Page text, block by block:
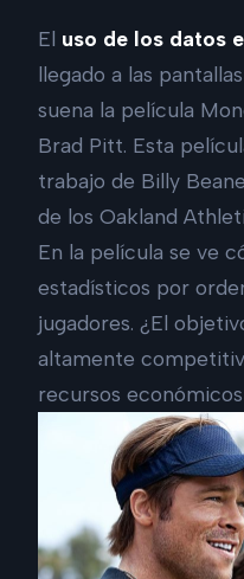
El uso de los datos
llegado a las
suena la película
Brad Pitt. Esta
trabajo de Billy
de los Oakland
En la película se ve
estadísticos por
jugadores. ¿El
altamente
recursos